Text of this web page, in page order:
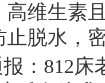
高维生素
止脱水，
：812